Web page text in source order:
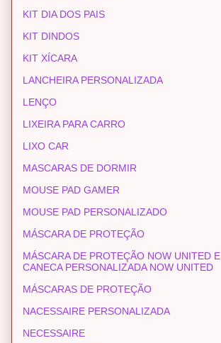
KIT DIA DOS PAIS
KIT DINDOS
KIT XÍCARA
LANCHEIRA PERSONALIZADA
LENÇO
LIXEIRA PARA CARRO
LIXO CAR
MASCARAS DE DORMIR
MOUSE PAD GAMER
MOUSE PAD PERSONALIZADO
MÁSCARA DE PROTEÇÃO
MÁSCARA DE PROTEÇÃO NOW UNITED E
CANECA PERSONALIZADA NOW UNITED
MÁSCARAS DE PROTEÇÃO
NACESSAIRE PERSONALIZADA
NECESSAIRE